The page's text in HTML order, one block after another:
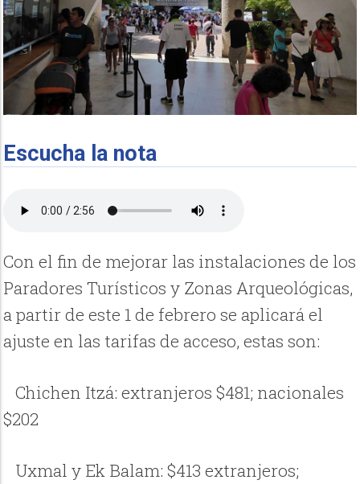
Escucha la nota
Con el fin de mejorar las instalaciones de los
Paradores Turísticos y Zonas Arqueológicas,
a partir de este 1 de febrero se aplicará el
ajuste en las tarifas de acceso, estas son:
Chichen Itzá: extranjeros $481; nacionales
$202
Uxmal y Ek Balam: $413 extranjeros;